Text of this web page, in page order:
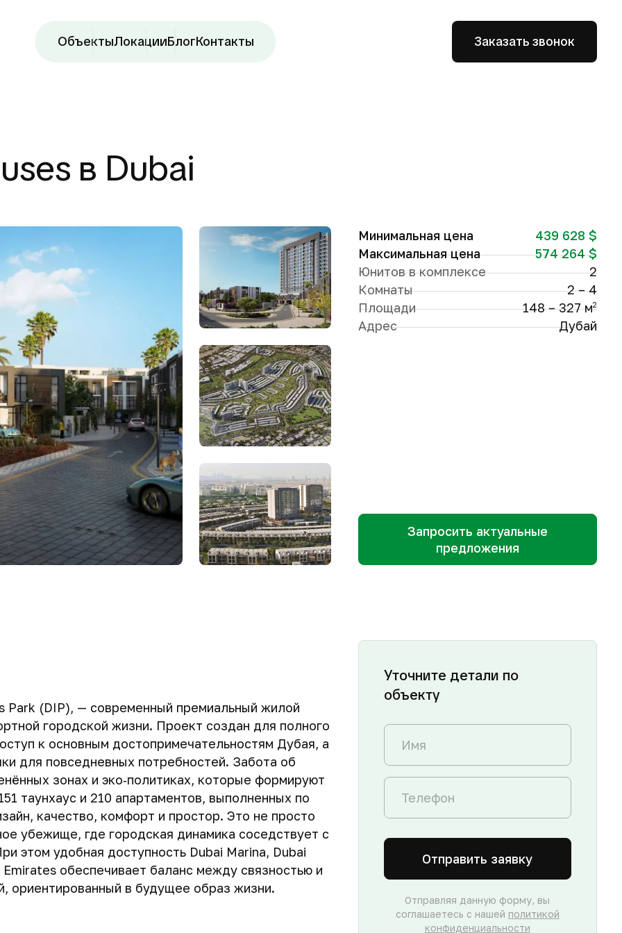
ОбъектыЛокацииБлогКонтакты Заказать звонок
в Dubai
Минимальная цена
439 628 $
Максимальная цена
574 264 $
Юнитов в комплексе
2
Комнаты
2 – 4
Площади
148 – 327 м2
Адрес Дубай
Запросить актуальные
предложения
(DIP), — современный премиальный жилой
городской жизни. Проект создан для полного
к основным достопримечательностям Дубая, а
для повседневных потребностей. Забота об
зонах и эко‑политиках, которые формируют
таунхаус и 210 апартаментов, выполненных по
качество, комфорт и простор. Это не просто
убежище, где городская динамика соседствует с
этом удобная доступность Dubai Marina, Dubai
обеспечивает баланс между связностью и
ориентированный в будущее образ жизни.
Уточните детали по
объекту
Отправить заявку
Отправляя данную форму, вы
соглашаетесь с нашей политикой
конфиденциальности